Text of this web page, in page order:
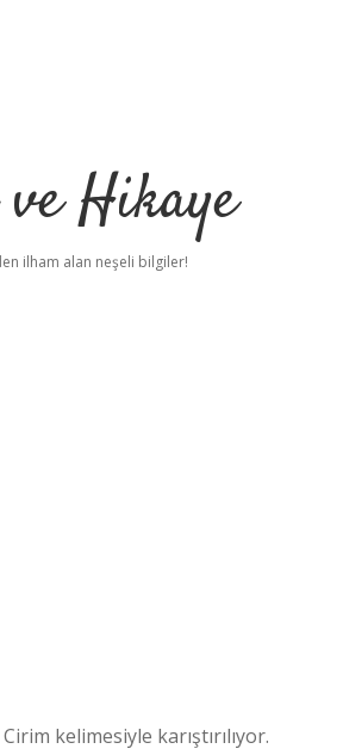
Hikaye
ilham alan neşeli bilgiler!
kelimesiyle karıştırılıyor.